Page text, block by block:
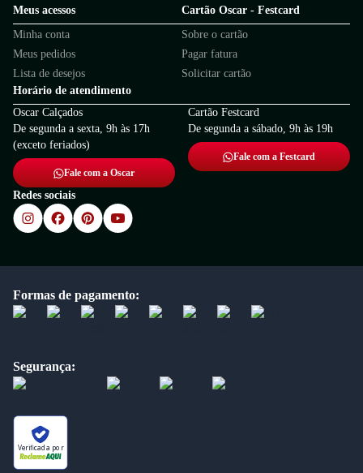
Meus acessos
Minha conta
Meus pedidos
Lista de desejos
Cartão Oscar - Festcard
Sobre o cartão
Pagar fatura
Solicitar cartão
Horário de atendimento
Oscar Calçados
De segunda a sexta, 9h às 17h
(exceto feriados)
Fale com a Oscar
Cartão Festcard
De segunda a sábado, 9h às 19h
Fale com a Festcard
Redes sociais
Formas de pagamento:
Segurança:
Verificada por